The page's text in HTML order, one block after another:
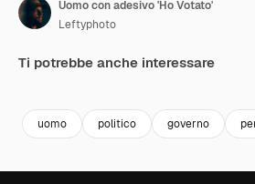
Uomo con adesivo 'Ho Votato'
Leftyphoto
Ti potrebbe anche interessare
uomo politico governo